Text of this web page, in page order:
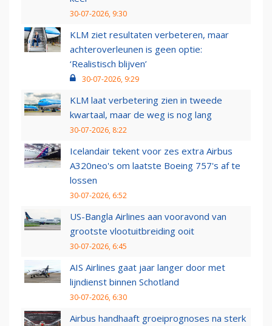
30-07-2026, 9:30
KLM ziet resultaten verbeteren, maar
achteroverleunen is geen optie:
‘Realistisch blijven’
30-07-2026, 9:29
KLM laat verbetering zien in tweede
kwartaal, maar de weg is nog lang
30-07-2026, 8:22
Icelandair tekent voor zes extra Airbus
A320neo's om laatste Boeing 757's af te
lossen
30-07-2026, 6:52
US-Bangla Airlines aan vooravond van
grootste vlootuitbreiding ooit
30-07-2026, 6:45
AIS Airlines gaat jaar langer door met
lijndienst binnen Schotland
30-07-2026, 6:30
Airbus handhaaft groeiprognoses na sterk